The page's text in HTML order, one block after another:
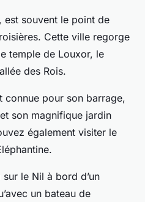
est souvent le point de
Cette ville regorge
temple de Louxor, le
des Rois.
connue pour son barrage,
son magnifique jardin
également visiter le
sur le Nil à bord d’un
un bateau de